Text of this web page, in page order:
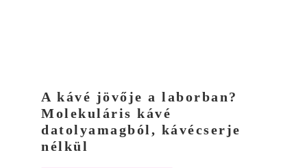
A kávé jövője a laborban?
Molekuláris kávé
datolyamagból, kávécserje
nélkül